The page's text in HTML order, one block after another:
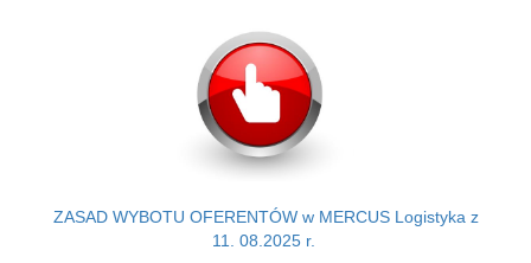
ZASAD WYBOTU OFERENTÓW w MERCUS Logistyka z
11. 08.2025 r.